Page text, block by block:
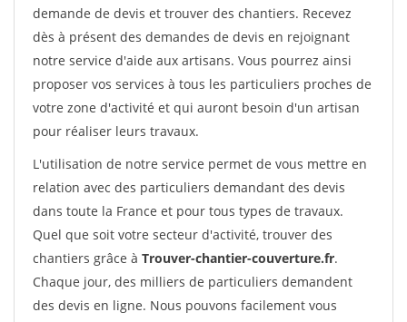
demande de devis et trouver des chantiers. Recevez
dès à présent des demandes de devis en rejoignant
notre service d'aide aux artisans. Vous pourrez ainsi
proposer vos services à tous les particuliers proches de
votre zone d'activité et qui auront besoin d'un artisan
pour réaliser leurs travaux.
L'utilisation de notre service permet de vous mettre en
relation avec des particuliers demandant des devis
dans toute la France et pour tous types de travaux.
Quel que soit votre secteur d'activité, trouver des
chantiers grâce à Trouver-chantier-couverture.fr.
Chaque jour, des milliers de particuliers demandent
des devis en ligne. Nous pouvons facilement vous